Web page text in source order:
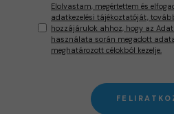
Elolvastam, megértettem és
adatkezelési tájékoztatóját,
hozzájárulok ahhoz, hogy az
használata során megadott
meghatározott célokból kezelje.